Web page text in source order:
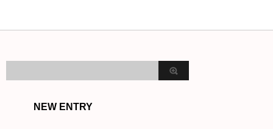
NEW ENTRY